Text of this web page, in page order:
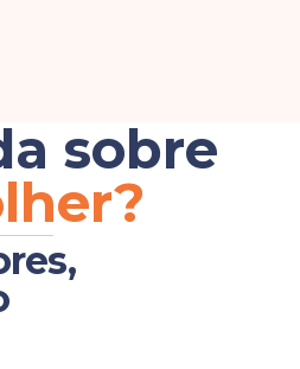
sobre